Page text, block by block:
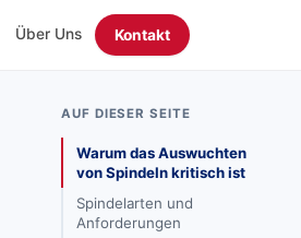
Über Uns Kontakt
AUF DIESER SEITE
Warum das Auswuchten
von Spindeln kritisch ist
Spindelarten und
Anforderungen